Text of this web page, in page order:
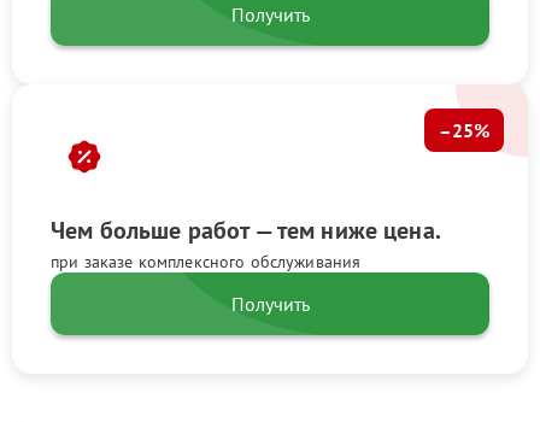
Получить
Чем больше работ — тем ниже цена.
при заказе комплексного обслуживания
–25%
Получить